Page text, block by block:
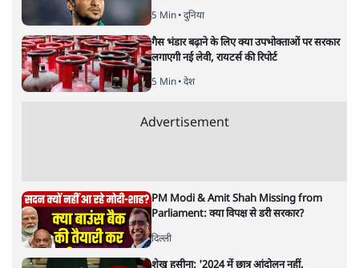
5 Min• दुनिया
गैस भंडार बढ़ाने के लिए क्या उपभोक्ताओं पर सरकार
लगाएगी नई लेवी, रायटर्स की रिपोर्ट
5 Min• देश
Advertisement
PM Modi & Amit Shah Missing from
Parliament: क्या विपक्ष से डरी सरकार?
दिल्ली